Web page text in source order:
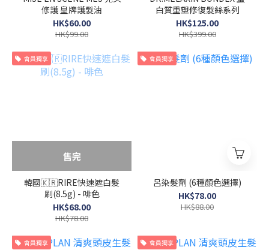
修護 皇牌護髮油
HK$60.00
HK$99.00
白質重塑修復髮絲系列
HK$125.00
HK$399.00
會員獨享
售完
韓國🇰🇷RIRE快速遮白髮
刷(8.5g) - 啡色
HK$68.00
HK$78.00
會員獨享
呂染髮劑 (6種顏色選擇)
HK$78.00
HK$88.00
會員獨享 會員獨享